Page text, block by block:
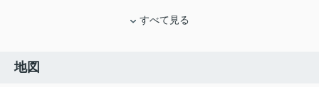
すべて見る
地図